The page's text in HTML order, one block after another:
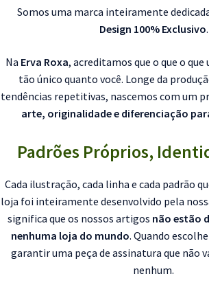
Somos uma marca inteiramente
Design 100% Exclusivo.
Na Erva Roxa, acreditamos que o que o que
tão único quanto você. Longe da
tendências repetitivas, nascemos com um
arte, originalidade e diferenciação
Padrões Próprios,
Cada ilustração, cada linha e cada padrão
loja foi inteiramente desenvolvido pela
significa que os nossos artigos não estão
nenhuma loja do mundo. Quando
garantir uma peça de assinatura que não
nenhum.